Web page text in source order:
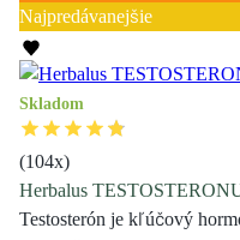
Najpredávanejšie
Skladom
(104x)
Herbalus
Testosterón je kľúčový